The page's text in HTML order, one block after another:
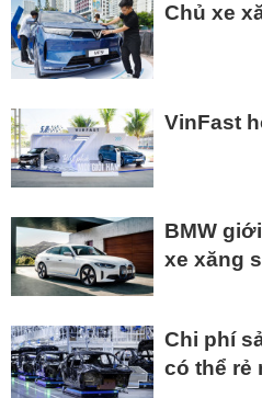
Chủ xe
VinFast
BMW
xe xăng
Chi phí
có thể rẻ